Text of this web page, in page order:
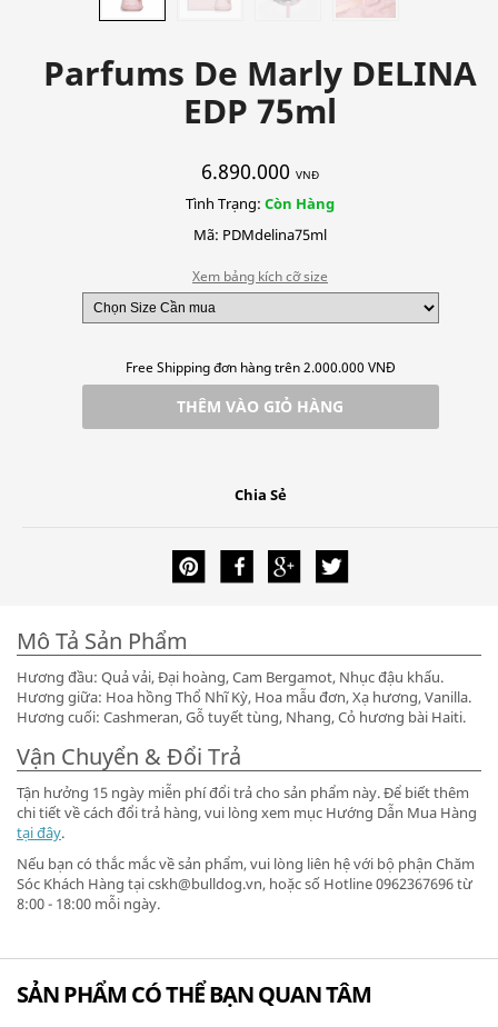
Parfums De Marly DELINA
EDP 75ml
6.890.000 VNĐ
Tình Trạng: Còn Hàng
Mã: PDMdelina75ml
Xem bảng kích cỡ size
Free Shipping đơn hàng trên 2.000.000 VNĐ
THÊM VÀO GIỎ HÀNG
Chia Sẻ
Mô Tả Sản Phẩm
Hương đầu: Quả vải, Đại hoàng, Cam Bergamot, Nhục đậu khấu.
Hương giữa: Hoa hồng Thổ Nhĩ Kỳ, Hoa mẫu đơn, Xạ hương, Vanilla.
Hương cuối: Cashmeran, Gỗ tuyết tùng, Nhang, Cỏ hương bài Haiti.
Vận Chuyển & Đổi Trả
Tận hưởng 15 ngày miễn phí đổi trả cho sản phẩm này. Để biết thêm
chi tiết về cách đổi trả hàng, vui lòng xem mục Hướng Dẫn Mua Hàng
tại đây.
Nếu bạn có thắc mắc về sản phẩm, vui lòng liên hệ với bộ phận Chăm
Sóc Khách Hàng tại cskh@bulldog.vn, hoặc số Hotline 0962367696 từ
8:00 - 18:00 mỗi ngày.
SẢN PHẨM CÓ THỂ BẠN QUAN TÂM